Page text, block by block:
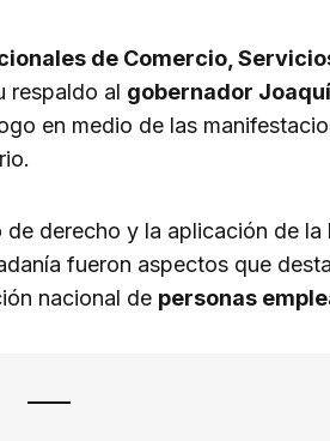
de Comercio,
respaldo al gobernador
en medio de las
derecho y la aplicación de la
fueron aspectos que
nacional de personas